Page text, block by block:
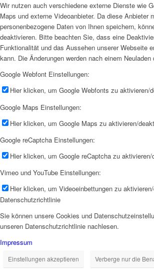
Wir nutzen auch verschiedene externe Dienste wie
Maps und externe Videoanbieter. Da diese Anbieter
personenbezogene Daten von Ihnen speichern,
deaktivieren. Bitte beachten Sie, dass eine
Funktionalität und das Aussehen unserer Webseite
kann. Die Änderungen werden nach einem
Google Webfont Einstellungen:
Hier klicken, um Google Webfonts zu aktivieren/
Google Maps Einstellungen:
Hier klicken, um Google Maps zu aktivieren/
Google reCaptcha Einstellungen:
Hier klicken, um Google reCaptcha zu aktivieren/
Vimeo und YouTube Einstellungen:
Hier klicken, um Videoeinbettungen zu
Datenschutzrichtlinie
Sie können unsere Cookies und
unseren Datenschutzrichtlinie nachlesen.
Impressum
Einstellungen akzeptieren Verberge nur die